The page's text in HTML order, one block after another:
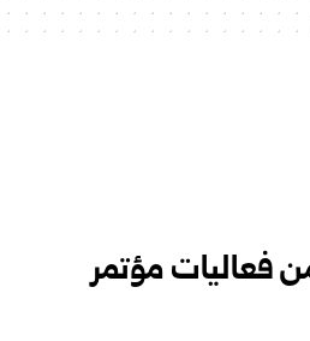
فعاليات مؤتمر